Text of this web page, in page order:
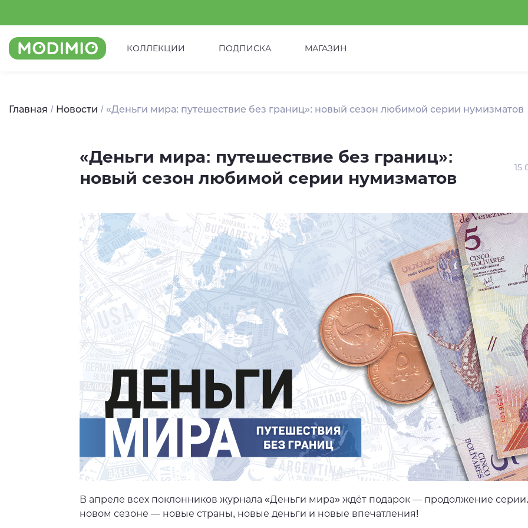
КОЛЛЕКЦИИ ПОДПИСКА МАГАЗИН
Главная Новости «Деньги мира: путешествие без границ»: новый сезон любимой серии нумизматов
«Деньги мира: путешествие без границ»:
новый сезон любимой серии нумизматов
В апреле всех поклонников журнала «Деньги мира» ждёт подарок — продолжение
новом сезоне — новые страны, новые деньги и новые впечатления!